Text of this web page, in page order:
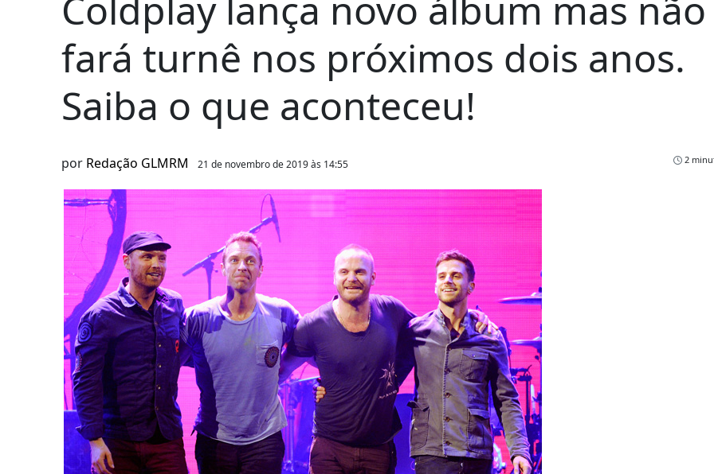
fará turnê nos próximos dois anos.
Saiba o que aconteceu!
por Redação GLMRM 21 de novembro de 2019 às 14:55 2